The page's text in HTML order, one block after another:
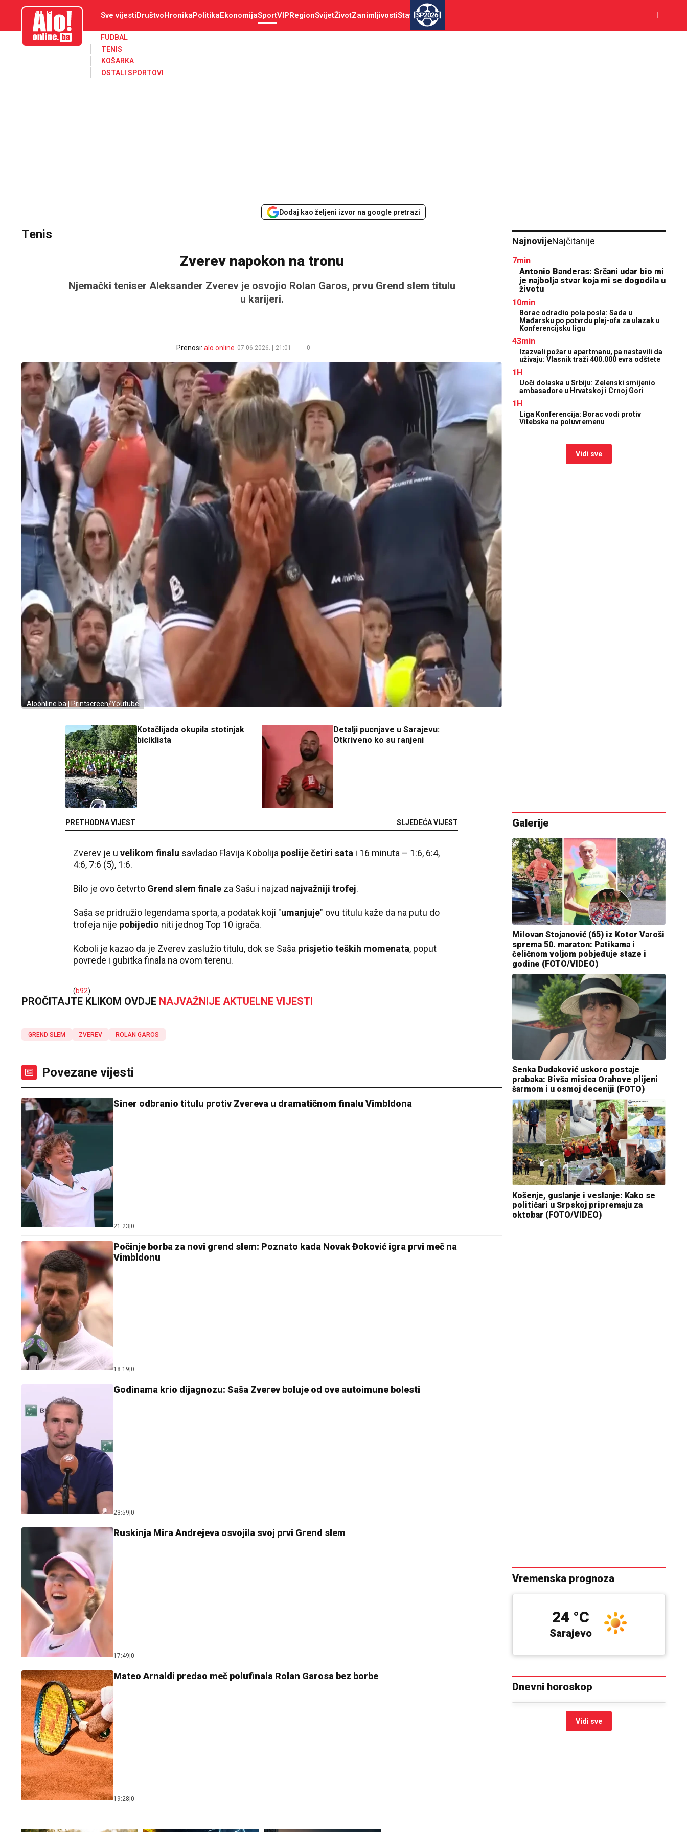
aloonline.ba Sve vijestiDruštvoHronikaPolitikaEkonomijaSportVIPRegionSvijetŽivotZanimljivostiStav SP2026
FUDBAL
TENIS
KOŠARKA
OSTALI SPORTOVI
Dodaj kao željeni izvor na google pretrazi
Tenis
Zverev napokon na tronu
Njemački teniser Aleksander Zverev je osvojio Rolan Garos, prvu Grend slem titulu
u karijeri.
Prenosi: alo.online 07.06.2026. 21:01 0
Aloonline.ba | Printscreen/Youtube
Kotačlijada okupila stotinjak
biciklista
PRETHODNA VIJEST
Detalji pucnjave u Sarajevu:
Otkriveno ko su ranjeni
SLJEDEĆA VIJEST
Zverev je u velikom finalu savladao Flavija Kobolija poslije četiri sata i 16 minuta – 1:6, 6:4,
4:6, 7:6 (5), 1:6.
Bilo je ovo četvrto Grend slem finale za Sašu i najzad najvažniji trofej.
Saša se pridružio legendama sporta, a podatak koji "umanjuje" ovu titulu kaže da na putu do
trofeja nije pobijedio niti jednog Top 10 igrača.
Koboli je kazao da je Zverev zaslužio titulu, dok se Saša prisjetio teških momenata, poput
povrede i gubitka finala na ovom terenu.
(b92)
PROČITAJTE KLIKOM OVDJE NAJVAŽNIJE AKTUELNE VIJESTI
GREND SLEM ZVEREV ROLAN GAROS
Povezane vijesti
Siner odbranio titulu protiv Zvereva u dramatičnom finalu Vimbldona
21:23 0
Počinje borba za novi grend slem: Poznato kada Novak Đoković igra prvi meč na
Vimbldonu
18:19 0
Godinama krio dijagnozu: Saša Zverev boluje od ove autoimune bolesti
23:59 0
Ruskinja Mira Andrejeva osvojila svoj prvi Grend slem
17:49 0
Mateo Arnaldi predao meč polufinala Rolan Garosa bez borbe
19:28 0
NajnovijeNajčitanije
7min
Antonio Banderas: Srčani udar bio mi
je najbolja stvar koja mi se dogodila u
životu
10min
Borac odradio pola posla: Sada u
Mađarsku po potvrdu plej-ofa za ulazak u
Konferencijsku ligu
43min
Izazvali požar u apartmanu, pa nastavili da
uživaju: Vlasnik traži 400.000 evra odštete
1H
Uoči dolaska u Srbiju: Zelenski smijenio
ambasadore u Hrvatskoj i Crnoj Gori
1H
Liga Konferencija: Borac vodi protiv
Vitebska na poluvremenu
Vidi sve
Galerije
Milovan Stojanović (65) iz Kotor Varoši
sprema 50. maraton: Patikama i
čeličnom voljom pobjeđuje staze i
godine (FOTO/VIDEO)
Senka Dudaković uskoro postaje
prabaka: Bivša misica Orahove plijeni
šarmom i u osmoj deceniji (FOTO)
Košenje, guslanje i veslanje: Kako se
političari u Srpskoj pripremaju za
oktobar (FOTO/VIDEO)
Vremenska prognoza
Sarajevo
24 °C
Dnevni horoskop
Vidi sve